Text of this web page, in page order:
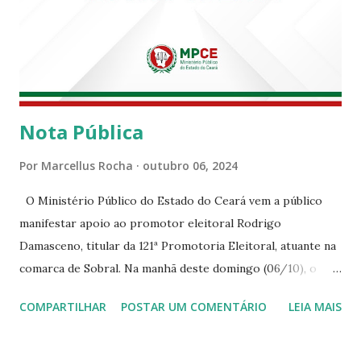
Nota Pública
Por Marcellus Rocha outubro 06, 2024
O Ministério Público do Estado do Ceará vem a público
manifestar apoio ao promotor eleitoral Rodrigo
Damasceno, titular da 121ª Promotoria Eleitoral, atuante na
comarca de Sobral. Na manhã deste domingo (06/10), o
integrava um grupo de apoiadores de um candidato a
COMPARTILHAR POSTAR UM COMENTÁRIO LEIA MAIS